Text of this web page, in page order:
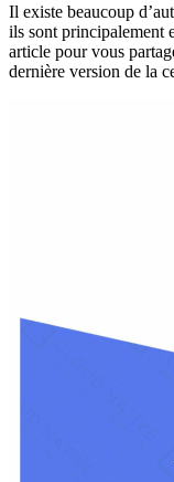
Il existe beaucoup
ils sont principalement
article pour vous
dernière version de la